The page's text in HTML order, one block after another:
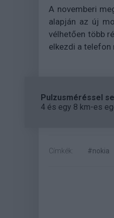
A novemberi
alapján az új
vélhetően több
elkezdi a telefon
Pulzusméréssel
4 és egy 8 km-es
Címkék: #nokia